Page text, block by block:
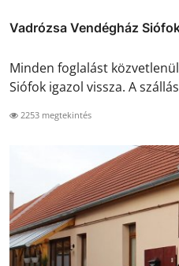
Vadrózsa Vendégház
Minden foglalást
Siófok igazol vissza. A
2253 megtekintés